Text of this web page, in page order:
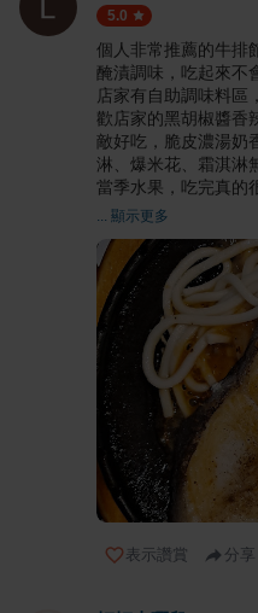
5.0
個人非常推薦的牛排
醃漬調味，吃起來不
店家有自助調味料區
歡店家的黑胡椒醬香
敵好吃，脆皮濃湯奶
淋、爆米花、霜淇淋
當季水果，吃完真的
... 顯示更多
表示讚賞 分享